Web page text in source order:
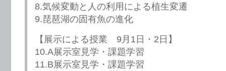
8.気候変動と人の利用による植生変遷
9.琵琶湖の固有魚の進化
【展示による授業 9月1日・2日】
10.A展示室見学・課題学習
11.B展示室見学・課題学習